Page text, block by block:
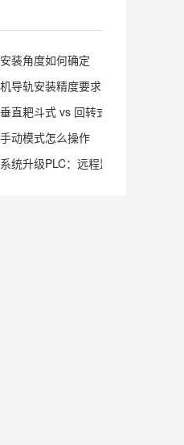
装角度如何确定
导轨安装精度要求多少
直耙斗式 vs 回转式怎么选
动模式怎么操作
统升级PLC：远程监控怎么实现？